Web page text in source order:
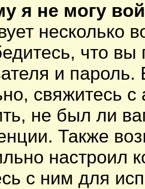
я не могу
несколько
что
и
свяжитесь
не был ли
Также
настроил
с ним для